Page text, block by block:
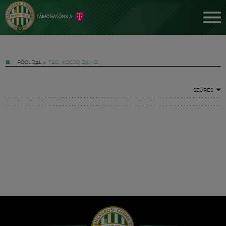
FŐOLDAL » TAG: KOCZÓ DÁVID
SZŰRÉS
Hírek